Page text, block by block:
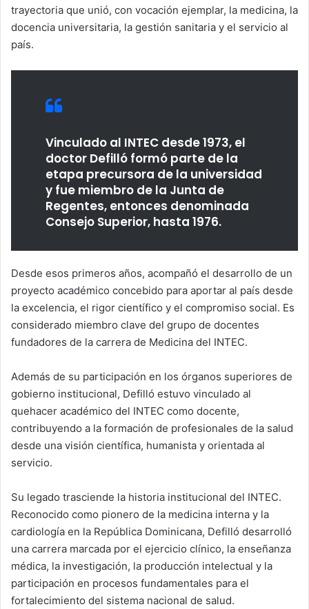
trayectoria que unió, con vocación ejemplar, la medicina, la
docencia universitaria, la gestión sanitaria y el servicio al
país.
Vinculado al INTEC desde 1973, el
doctor Defilló formó parte de la
etapa precursora de la universidad
y fue miembro de la Junta de
Regentes, entonces denominada
Consejo Superior, hasta 1976.
Desde esos primeros años, acompañó el desarrollo de un
proyecto académico concebido para aportar al país desde
la excelencia, el rigor científico y el compromiso social. Es
considerado miembro clave del grupo de docentes
fundadores de la carrera de Medicina del INTEC.
Además de su participación en los órganos superiores de
gobierno institucional, Defilló estuvo vinculado al
quehacer académico del INTEC como docente,
contribuyendo a la formación de profesionales de la salud
desde una visión científica, humanista y orientada al
servicio.
Su legado trasciende la historia institucional del INTEC.
Reconocido como pionero de la medicina interna y la
cardiología en la República Dominicana, Defilló desarrolló
una carrera marcada por el ejercicio clínico, la enseñanza
médica, la investigación, la producción intelectual y la
participación en procesos fundamentales para el
fortalecimiento del sistema nacional de salud.